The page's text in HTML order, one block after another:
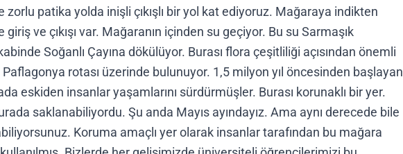
patika yolda inişli çıkışlı bir yol kat ediyoruz. Mağaraya indikten
ve çıkışı var. Mağaranın içinden su geçiyor. Bu su Sarmaşık
Soğanlı Çayına dökülüyor. Burası flora çeşitliliği açısından önemli
rotası üzerinde bulunuyor. 1,5 milyon yıl öncesinden başlayan
eskiden insanlar yaşamlarını sürdürmüşler. Burası korunaklı bir yer.
saklanabiliyordu. Şu anda Mayıs ayındayız. Ama aynı derecede bile
Koruma amaçlı yer olarak insanlar tarafından bu mağara